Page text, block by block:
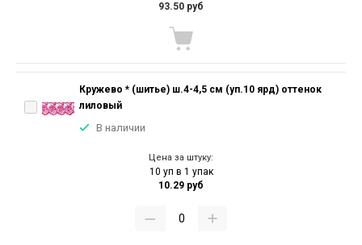
93.50 руб
Кружево * (шитье) ш.4-4,5 см (уп.10 ярд) оттенок
лиловый
В наличии
Цена за штуку:
10 уп в 1 упак
10.29 руб